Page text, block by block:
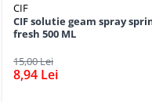
Pavaje si borduri
Sere si solarii
CIF
CIF solutie geam spray
fresh 500 ML
15,00 Lei
8,94 Lei